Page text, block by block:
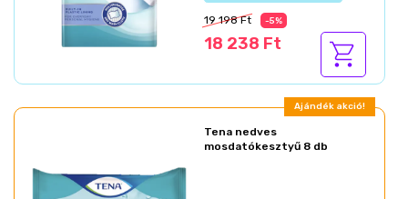
19 198 Ft -5%
18 238 Ft
Ajándék akció!
Tena nedves
mosdatókesztyű 8 db